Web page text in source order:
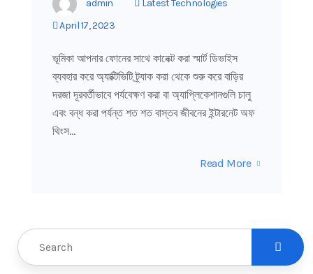
admin
Latest Technologies
April 17, 2023
ভূমিকা আপনার ফোনের সাথে কানেক্ট করা স্মার্ট ডিভাইস
ব্যবহার করে অ্যাক্টিভিটি ট্র্যাক করা থেকে শুরু করে বাড়ির
দরজা দূরবর্তীভাবে পর্যবেক্ষণ করা বা অ্যাপ্লিকেশানগুলি চালু
এবং বন্ধ করা পর্যন্ত শত শত বাস্তব জীবনের ইন্টারনেট অফ
থিংস…
Read More